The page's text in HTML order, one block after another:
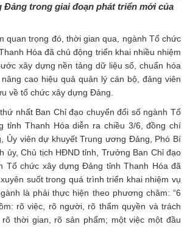
Đảng trong giai đoạn phát triển mới của
quan trọng đó, thời gian qua, ngành Tổ chức
Hóa đã chủ động triển khai nhiều nhiệm
xây dựng nền tảng dữ liệu số, chuẩn hóa
cao hiệu quả quản lý cán bộ, đảng viên
về tổ chức xây dựng Đảng.
nhất Ban Chỉ đạo chuyển đổi số ngành Tổ
tỉnh Thanh Hóa diễn ra chiều 3/6, đồng chí
Ủy viên dự khuyết Trung ương Đảng, Phó Bí
ủy, Chủ tịch HĐND tỉnh, Trưởng Ban Chỉ đạo
Tổ chức xây dựng Đảng tỉnh Thanh Hóa đã
suốt trong quá trình triển khai nhiệm vụ
là phải thực hiện theo phương châm: “6
rõ việc, rõ người, rõ thẩm quyền và trách
thời gian, rõ sản phẩm; một việc một đầu